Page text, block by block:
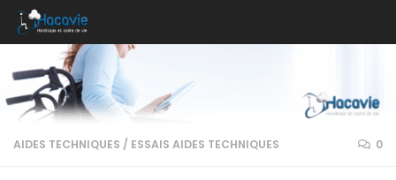
Au dessous du contenu
AIDES TECHNIQUES / ESSAIS AIDES TECHNIQUES 0